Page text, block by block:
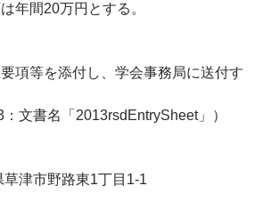
年間20万円とする。
項等を添付し、学会事務局に送付す
文書名「2013rsdEntrySheet」）
津市野路東1丁目1-1